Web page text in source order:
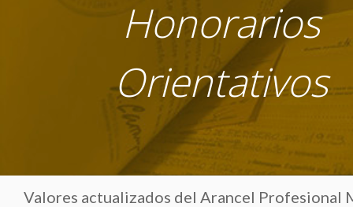
Honorarios
Orientativos
Valores actualizados del Arancel Profesional